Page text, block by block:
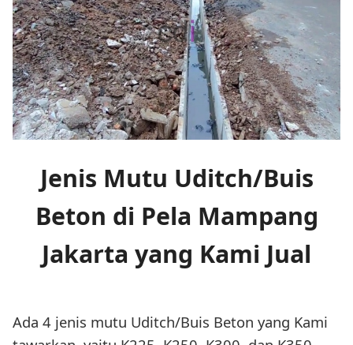
Jenis Mutu Uditch/Buis
Beton di Pela Mampang
Jakarta yang Kami Jual
Ada 4 jenis mutu Uditch/Buis Beton yang Kami